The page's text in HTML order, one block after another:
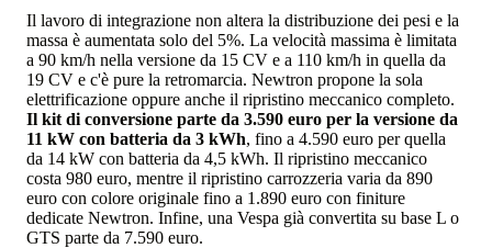
Il lavoro di integrazione non altera la distribuzione dei pesi e la
massa è aumentata solo del 5%. La velocità massima è limitata
a 90 km/h nella versione da 15 CV e a 110 km/h in quella da
19 CV e c'è pure la retromarcia. Newtron propone la sola
elettrificazione oppure anche il ripristino meccanico completo.
Il kit di conversione parte da 3.590 euro per la versione da
11 kW con batteria da 3 kWh, fino a 4.590 euro per quella
da 14 kW con batteria da 4,5 kWh. Il ripristino meccanico
costa 980 euro, mentre il ripristino carrozzeria varia da 890
euro con colore originale fino a 1.890 euro con finiture
dedicate Newtron. Infine, una Vespa già convertita su base L o
GTS parte da 7.590 euro.